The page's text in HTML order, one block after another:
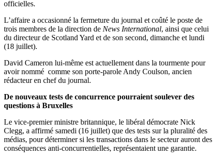
officielles.
L’affaire a occasionné la fermeture du journal et coûté le poste de
trois membres de la direction de News International, ainsi que celui
du directeur de Scotland Yard et de son second, dimanche et lundi
(18 juillet).
David Cameron lui-même est actuellement dans la tourmente pour
avoir nommé comme son porte-parole Andy Coulson, ancien
rédacteur en chef du journal.
De nouveaux tests de concurrence pourraient soulever des
questions à Bruxelles
Le vice-premier ministre britannique, le libéral démocrate Nick
Clegg, a affirmé samedi (16 juillet) que des tests sur la pluralité des
médias, pour déterminer si les transactions dans le secteur auront des
conséquences anti-concurrentielles, représentaient une garantie.